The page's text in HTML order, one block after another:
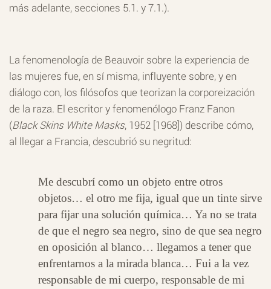
más adelante, secciones 5.1. y 7.1.).
La fenomenología de Beauvoir sobre la experiencia de
las mujeres fue, en sí misma, influyente sobre, y en
diálogo con, los filósofos que teorizan la corporeización
de la raza. El escritor y fenomenólogo Franz Fanon
(Black Skins White Masks, 1952 [1968]) describe cómo,
al llegar a Francia, descubrió su negritud:
Me descubrí como un objeto entre otros
objetos… el otro me fija, igual que un tinte sirve
para fijar una solución química… Ya no se trata
de que el negro sea negro, sino de que sea negro
en oposición al blanco… llegamos a tener que
enfrentarnos a la mirada blanca… Fui a la vez
responsable de mi cuerpo, responsable de mi